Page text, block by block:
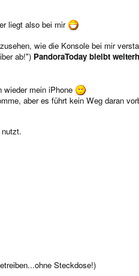
liegt also bei mir
wie die Konsole bei mir
ab!") PandoraToday bleibt
wieder mein iPhone
aber es führt kein Weg daran
Steckdose!)